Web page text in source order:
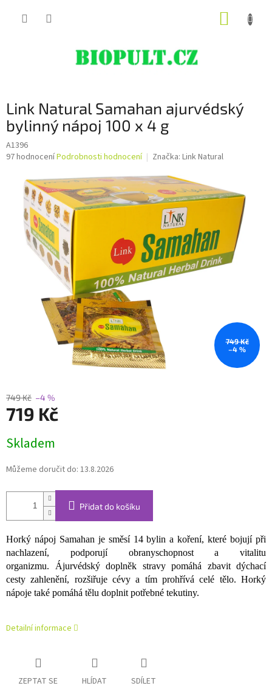
Link Natural Samahan ajurvédský
bylinný nápoj 100 x 4 g
A1396
Průměrné
produktu
hvězdiček.
97 hodnoceníPodrobnosti hodnocení Značka: Link Natural
749 Kč
–4 %
749 Kč –4 %
719 Kč
cena:
Skladem
Můžeme doručit do: 13.8.2026
Přidat do košíku
Horký nápoj Samahan je směsí 14 bylin a koření, které bojují při
nachlazení, podporují obranyschopnost a vitalitu
organizmu. Ájurvédský doplněk stravy pomáhá zbavit dýchací
cesty zahlenění, rozšiřuje cévy a tím prohřívá celé tělo. Horký
nápoje také pomáhá tělu doplnit potřebné tekutiny.
Detailní informace
ZEPTAT SE HLÍDAT SDÍLET